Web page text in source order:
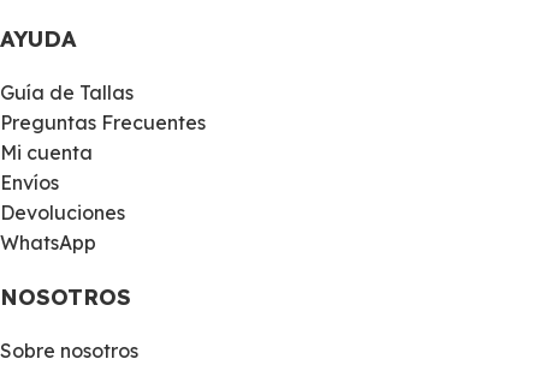
AYUDA
Guía de Tallas
Preguntas Frecuentes
Mi cuenta
Envíos
Devoluciones
WhatsApp
NOSOTROS
Sobre nosotros